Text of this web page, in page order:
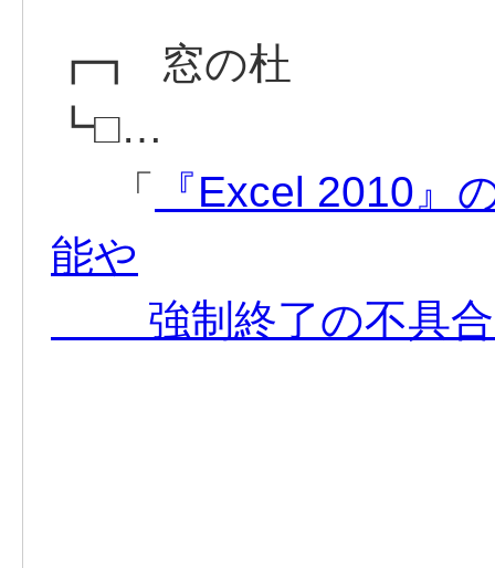
┏┓ 窓の杜
┗□…
「
『Excel 2010』
能や
強制終了の不具合